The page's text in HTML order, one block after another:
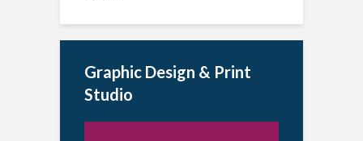
Graphic Design & Print
Studio